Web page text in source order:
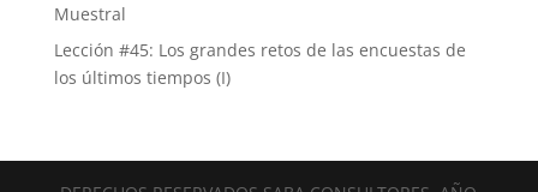
Muestral
Lección #45: Los grandes retos de las encuestas de
los últimos tiempos (I)